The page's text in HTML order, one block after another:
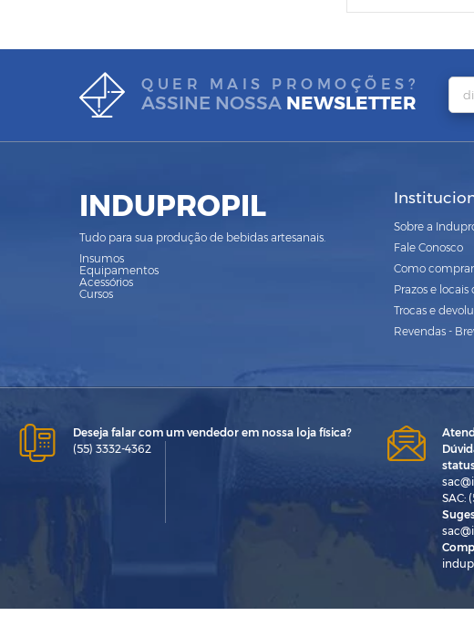
QUER MAIS PROMOÇÕES?
ASSINE NOSSA NEWSLETTER
INDUPROPIL
Tudo para sua produção de bebidas artesanais.
Insumos
Equipamentos
Acessórios
Cursos
Sobre a
Fale Conosco
Como comprar
Prazos e
Trocas e
Revendas -
Deseja falar com um vendedor em nossa loja física?
(55) 3332-4362
SAC: